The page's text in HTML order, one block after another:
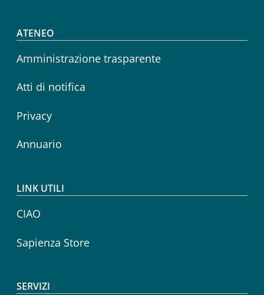
Footer menu
ATENEO
Amministrazione trasparente
Atti di notifica
Privacy
Annuario
LINK UTILI
CIAO
Sapienza Store
SERVIZI